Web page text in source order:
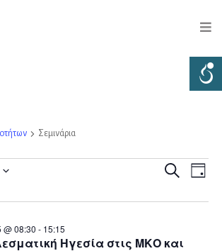
Σεμινάρια
Αναζήτηση
Day
Ηγεσία στις ΜΚΟ και
@ 08:30 - 15:15